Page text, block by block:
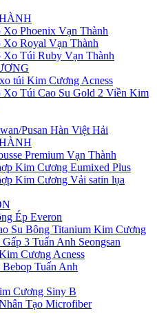
Xo Phoenix Vạn Thành
Xo Royal Vạn Thành
Xo Túi Ruby Vạn Thành
túi Kim Cương Acness
Xo Túi Cao Su Gold 2 Viền Kim
Pusan Hàn Việt Hải
Premium Vạn Thành
Kim Cương Eumixed Plus
Kim Cương Vải satin lụa
Ép Everon
Su Bông Titanium Kim Cương
3 Tuấn Anh Seongsan
Cương Acness
Tuấn Anh
Cương Siny B
Tạo Microfiber